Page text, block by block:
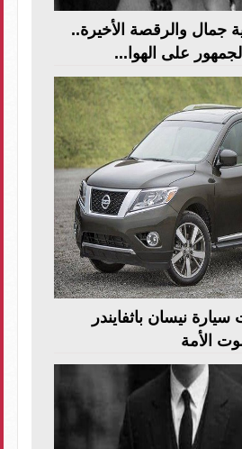
جمال والرقصة الأخيرة..
على الهوا...
نيسان باثفايندر